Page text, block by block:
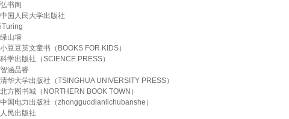
弘书阁
中国人民大学出版社
iTuring
绿山墙
小豆豆英文童书（BOOKS FOR KIDS）
科学出版社（SCIENCE PRESS）
智涵品睿
清华大学出版社（TSINGHUA UNIVERSITY PRESS）
北方图书城（NORTHERN BOOK TOWN）
中国电力出版社（zhongguodianlichubanshe）
人民出版社